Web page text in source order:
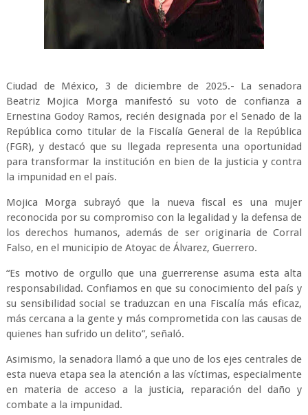
Ciudad de México, 3 de diciembre de 2025.- La senadora
Beatriz Mojica Morga manifestó su voto de confianza a
Ernestina Godoy Ramos, recién designada por el Senado de la
República como titular de la Fiscalía General de la República
(FGR), y destacó que su llegada representa una oportunidad
para transformar la institución en bien de la justicia y contra
la impunidad en el país.
Mojica Morga subrayó que la nueva fiscal es una mujer
reconocida por su compromiso con la legalidad y la defensa de
los derechos humanos, además de ser originaria de Corral
Falso, en el municipio de Atoyac de Álvarez, Guerrero.
“Es motivo de orgullo que una guerrerense asuma esta alta
responsabilidad. Confiamos en que su conocimiento del país y
su sensibilidad social se traduzcan en una Fiscalía más eficaz,
más cercana a la gente y más comprometida con las causas de
quienes han sufrido un delito”, señaló.
Asimismo, la senadora llamó a que uno de los ejes centrales de
esta nueva etapa sea la atención a las víctimas, especialmente
en materia de acceso a la justicia, reparación del daño y
combate a la impunidad.